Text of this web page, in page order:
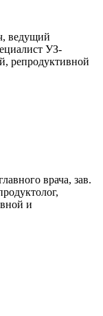
ведущий
УЗ-
репродуктивной
врача, зав.
и